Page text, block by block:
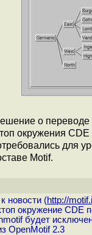
о
окружения
для
Motif.
новости (http://
окружение CDE
будет
OpenMotif 2.3